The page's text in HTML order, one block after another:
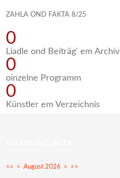
ZAHLA OND FAKTA 8/25
0
Liadle ond Beiträg' em Archiv
0
oinzelne Programm
0
Künstler em Verzeichnis
<< < August 2026 > >>